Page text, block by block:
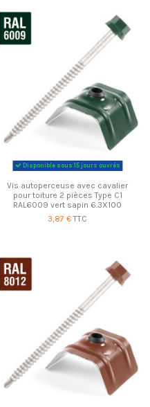
Disponible sous 15 jours ouvrés
Vis autoperceuse avec cavalier
pour toiture 2 pièces Type C1
RAL6009 vert sapin 6.3X100
3,87 €TTC